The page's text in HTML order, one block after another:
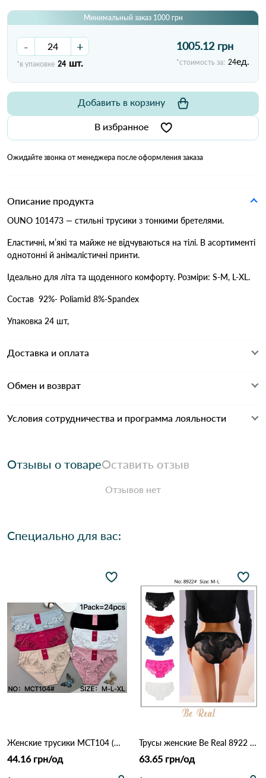
Минимальный заказ 1000 грн
- +
*в упаковке 24 шт.
1005.12 грн
*стоимость за: 24ед.
В избранное
Добавить в корзину
Ожидайте звонка от менеджера после оформления заказа
Описание продукта
OUNO 101473 — стильні трусики з тонкими бретелями.
Еластичні, м’які та майже не відчуваються на тілі. В асортименті
однотонні й анімалістичні принти.
Ідеально для літа та щоденного комфорту. Розміри: S-M, L-XL.
Состав 92%- Poliamid 8%-Spandex
Упаковка 24 шт,
Доставка и оплата
Обмен и возврат
Условия сотрудничества и программа лояльности
Отзывы о товареОставить отзыв
Отзывов нет
Специально для вас:
Женские трусики MCT104 (M–XL) 12B Разные цвета
44.16 грн/од
Трусы женские Be Real 8922 3C Различные цвета
63.65 грн/од